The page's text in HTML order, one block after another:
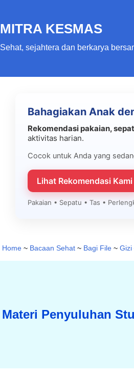
MITRA KESMAS
Sehat, sejahtera dan berkarya
Bahagiakan Anak
Rekomendasi pakaian,
aktivitas harian.
Cocok untuk Anda yang
Lihat Rekomendasi Kami
Pakaian • Sepatu • Tas •
Home ~ Bacaan Sehat ~ Bagi File ~ Gizi
Materi Penyuluhan